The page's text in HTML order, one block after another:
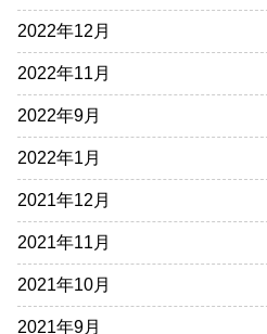
2022年12月
2022年11月
2022年9月
2022年1月
2021年12月
2021年11月
2021年10月
2021年9月